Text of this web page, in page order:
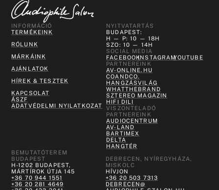
INFORMÁCIÓ
TERMÉKEINK
RÓLUNK
MÁRKÁINK
AJÁNLATOK
HÍREK & TESZTEK
KAPCSOLAT
ÁSZF
ADATVÉDELMI NYILATKOZAT
NYITVATARTÁS
BUDAPEST:
H — P: 10 — 18H
SZO: 10 — 14H
SOCIAL MEDIA
FACEBOOKINSTAGRAMYOUTUBE
PARTNEREINK
AV-ONLINE.HU
COANDCO.
HANGZÁSVILÁG
WHATTHEBRAND
SZTEREO MAGAZIN
HIFI DILI
VISZONTELADÓ
PARTNEREINK
AUDIOCENTRUM
AV-LAND
BARTIMEX
DELTA
HANGTÉR
BEMUTATÓTEREM
BUDAPEST
H-1202 BUDAPEST,
MÁRTÍROK ÚTJA 145
+36 70 944 1551
+36 20 281 4649
DEBRECEN, NYÍREGYHÁZA,
MISKOLC
HÍVJON
+36 20 503 7313
DEBRECEN@